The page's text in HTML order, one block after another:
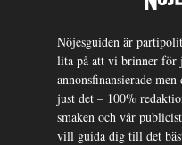
Nöjesguiden är
lita på att vi brinner för
annonsfinansierade
just det – 100%
smaken och vår
vill guida dig till det